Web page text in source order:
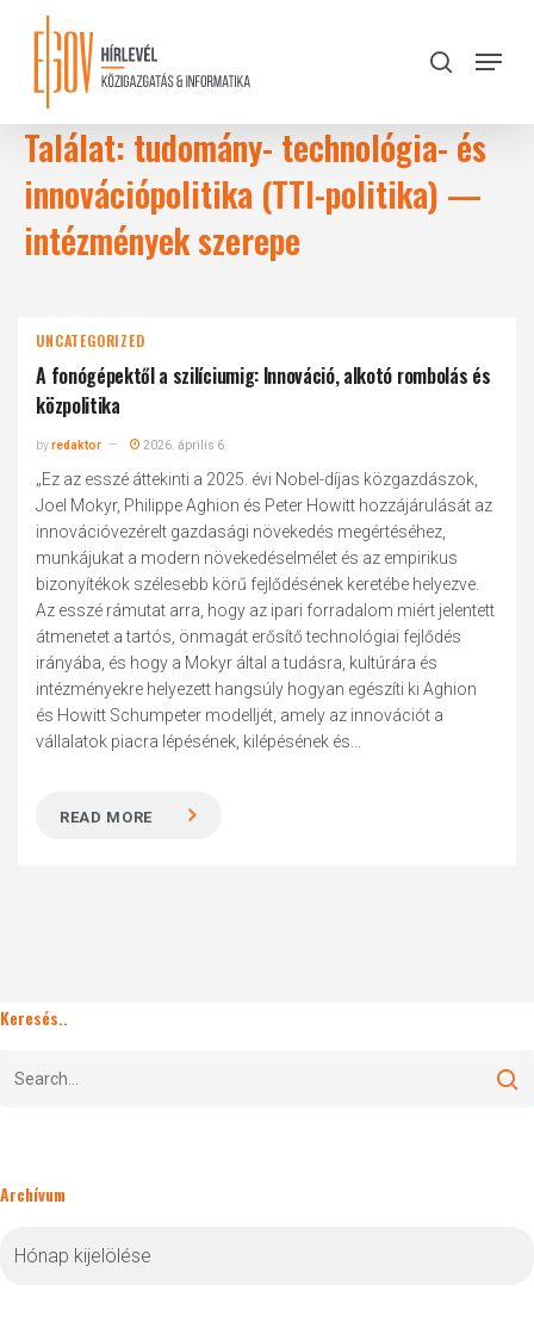
content
search
Menu
Találat: tudomány- technológia- és
innovációpolitika (TTI-politika) —
intézmények szerepe
UNCATEGORIZED
A fonógépektől a szilíciumig: Innováció, alkotó rombolás és
közpolitika
byredaktor 2026. április 6.
„Ez az esszé áttekinti a 2025. évi Nobel-díjas közgazdászok,
Joel Mokyr, Philippe Aghion és Peter Howitt hozzájárulását az
innovációvezérelt gazdasági növekedés megértéséhez,
munkájukat a modern növekedéselmélet és az empirikus
bizonyítékok szélesebb körű fejlődésének keretébe helyezve.
Az esszé rámutat arra, hogy az ipari forradalom miért jelentett
átmenetet a tartós, önmagát erősítő technológiai fejlődés
irányába, és hogy a Mokyr által a tudásra, kultúrára és
intézményekre helyezett hangsúly hogyan egészíti ki Aghion
és Howitt Schumpeter modelljét, amely az innovációt a
vállalatok piacra lépésének, kilépésének és...
READ MORE
Keresés..
Archívum
Close